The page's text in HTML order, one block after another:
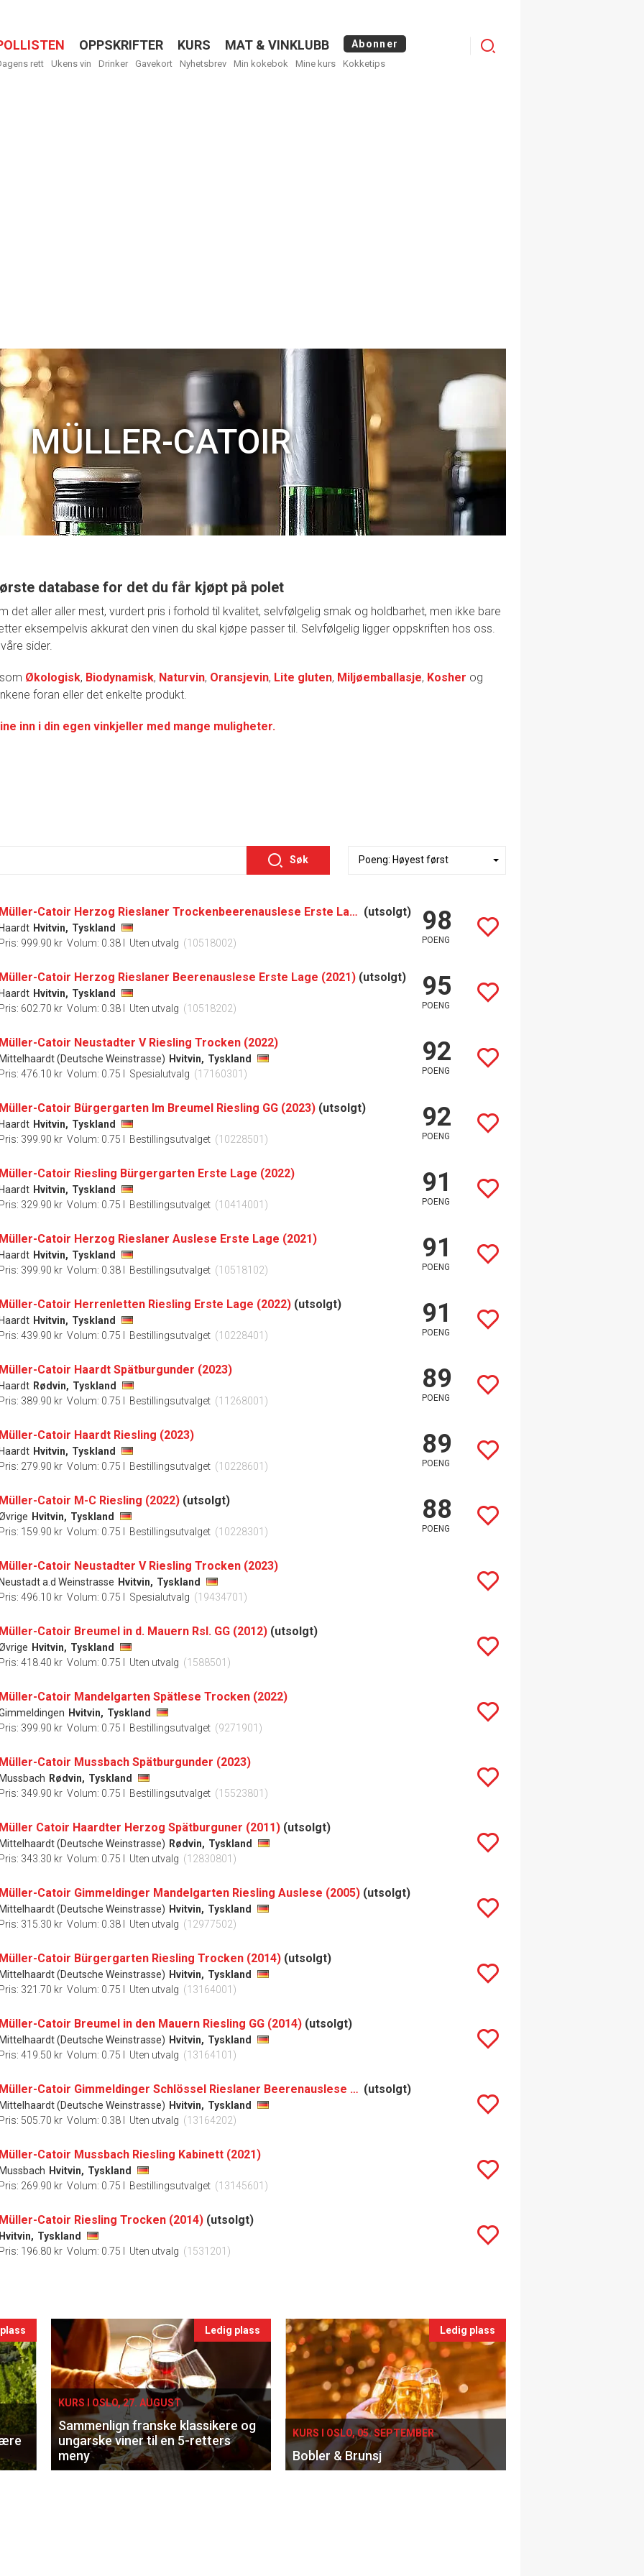
OPPSKRIFTER KURS MAT & VINKLUBB Abonner
rett Ukens vin Drinker Gavekort Nyhetsbrev Min kokebok Mine kurs Kokketips
Logg
MÜLLER-CATOIR
database for det du får kjøpt på polet
det aller aller mest, vurdert pris i forhold til kvalitet, selvfølgelig smak og holdbarhet, men ikke bare
eksempelvis akkurat den vinen du skal kjøpe passer til. Selvfølgelig ligger oppskriften hos oss.
sider.
Økologisk, Biodynamisk, Naturvin, Oransjevin, Lite gluten, Miljøemballasje, Kosher og
foran eller det enkelte produkt.
inn i din egen vinkjeller med mange muligheter.
Søk
Müller-Catoir Herzog Rieslaner Trockenbeerenauslese Erste Lage (2018) (utsolgt)
Haardt Hvitvin, Tyskland
Pris: 999.90 kr Volum: 0.38 l Uten utvalg (10518002)
98
POENG
Müller-Catoir Herzog Rieslaner Beerenauslese Erste Lage (2021) (utsolgt)
Haardt Hvitvin, Tyskland
Pris: 602.70 kr Volum: 0.38 l Uten utvalg (10518202)
95
POENG
Müller-Catoir Neustadter V Riesling Trocken (2022)
Mittelhaardt (Deutsche Weinstrasse) Hvitvin, Tyskland
Pris: 476.10 kr Volum: 0.75 l Spesialutvalg (17160301)
92
POENG
Müller-Catoir Bürgergarten Im Breumel Riesling GG (2023) (utsolgt)
Haardt Hvitvin, Tyskland
Pris: 399.90 kr Volum: 0.75 l Bestillingsutvalget (10228501)
92
POENG
Müller-Catoir Riesling Bürgergarten Erste Lage (2022)
Haardt Hvitvin, Tyskland
Pris: 329.90 kr Volum: 0.75 l Bestillingsutvalget (10414001)
91
POENG
Müller-Catoir Herzog Rieslaner Auslese Erste Lage (2021)
Haardt Hvitvin, Tyskland
Pris: 399.90 kr Volum: 0.38 l Bestillingsutvalget (10518102)
91
POENG
Müller-Catoir Herrenletten Riesling Erste Lage (2022) (utsolgt)
Haardt Hvitvin, Tyskland
Pris: 439.90 kr Volum: 0.75 l Bestillingsutvalget (10228401)
91
POENG
Müller-Catoir Haardt Spätburgunder (2023)
Haardt Rødvin, Tyskland
Pris: 389.90 kr Volum: 0.75 l Bestillingsutvalget (11268001)
89
POENG
Müller-Catoir Haardt Riesling (2023)
Haardt Hvitvin, Tyskland
Pris: 279.90 kr Volum: 0.75 l Bestillingsutvalget (10228601)
89
POENG
Müller-Catoir M-C Riesling (2022) (utsolgt)
Hvitvin, Tyskland
Pris: 159.90 kr Volum: 0.75 l Bestillingsutvalget (10228301)
88
POENG
Müller-Catoir Neustadter V Riesling Trocken (2023)
Neustadt a.d Weinstrasse Hvitvin, Tyskland
Pris: 496.10 kr Volum: 0.75 l Spesialutvalg (19434701)
Müller-Catoir Breumel in d. Mauern Rsl. GG (2012) (utsolgt)
Hvitvin, Tyskland
Pris: 418.40 kr Volum: 0.75 l Uten utvalg (1588501)
Müller-Catoir Mandelgarten Spätlese Trocken (2022)
Hvitvin, Tyskland
Pris: 399.90 kr Volum: 0.75 l Bestillingsutvalget (9271901)
Müller-Catoir Mussbach Spätburgunder (2023)
Mussbach Rødvin, Tyskland
Pris: 349.90 kr Volum: 0.75 l Bestillingsutvalget (15523801)
Müller Catoir Haardter Herzog Spätburguner (2011) (utsolgt)
Mittelhaardt (Deutsche Weinstrasse) Rødvin, Tyskland
Pris: 343.30 kr Volum: 0.75 l Uten utvalg (12830801)
Müller-Catoir Gimmeldinger Mandelgarten Riesling Auslese (2005) (utsolgt)
Mittelhaardt (Deutsche Weinstrasse) Hvitvin, Tyskland
Pris: 315.30 kr Volum: 0.38 l Uten utvalg (12977502)
Müller-Catoir Bürgergarten Riesling Trocken (2014) (utsolgt)
Mittelhaardt (Deutsche Weinstrasse) Hvitvin, Tyskland
Pris: 321.70 kr Volum: 0.75 l Uten utvalg (13164001)
Müller-Catoir Breumel in den Mauern Riesling GG (2014) (utsolgt)
Mittelhaardt (Deutsche Weinstrasse) Hvitvin, Tyskland
Pris: 419.50 kr Volum: 0.75 l Uten utvalg (13164101)
Müller-Catoir Gimmeldinger Schlössel Rieslaner Beerenauslese (2007) (utsolgt)
Mittelhaardt (Deutsche Weinstrasse) Hvitvin, Tyskland
Pris: 505.70 kr Volum: 0.38 l Uten utvalg (13164202)
Müller-Catoir Mussbach Riesling Kabinett (2021)
Mussbach Hvitvin, Tyskland
Pris: 269.90 kr Volum: 0.75 l Bestillingsutvalget (13145601)
Müller-Catoir Riesling Trocken (2014) (utsolgt)
Hvitvin, Tyskland
Pris: 196.80 kr Volum: 0.75 l Uten utvalg (1531201)
Ledig plass
KURS I OSLO, 27. AUGUST
Sammenlign franske klassikere og
ungarske viner til en 5-retters
meny
Ledig plass
KURS I OSLO, 05. SEPTEMBER
Bobler & Brunsj